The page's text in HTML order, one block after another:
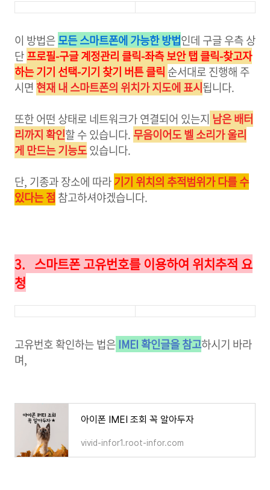
이 방법은모든 스마트폰에 가능한 방법인데 구글 우측 상
단프로필-구글 계정관리 클릭-좌측 보안 탭 클릭-찾고자
하는 기기 선택-기기 찾기 버튼 클릭 순서대로 진행해 주
시면 현재 내 스마트폰의 위치가 지도에 표시됩니다.
또한 어떤 상태로 네트워크가 연결되어 있는지 남은 배터
리까지 확인할 수 있습니다. 무음이어도 벨 소리가 울리
게 만드는 기능도있습니다.
단, 기종과 장소에 따라기기 위치의 추적범위가 다를 수
있다는 점 참고하셔야겠습니다.
3. 스마트폰 고유번호를 이용하여 위치추적 요
청
고유번호 확인하는 법은 IMEI 확인글을 참고하시기 바라
며,
아이폰 IMEI 조회 꼭 알아두자
vivid-infor1.root-infor.com